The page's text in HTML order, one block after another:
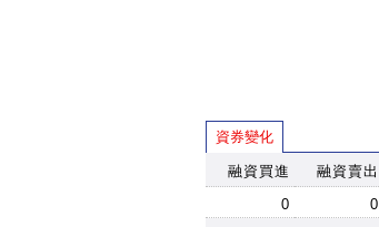
資券變化
融資買進 融資賣出
0
0